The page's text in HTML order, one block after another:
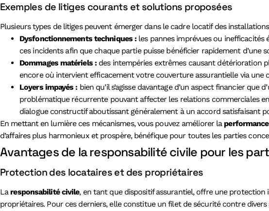
Exemples de litiges courants et solutions proposées
Plusieurs types de litiges peuvent émerger dans le cadre locatif des
Dysfonctionnements techniques : les pannes imprévues ou
ces incidents afin que chaque partie puisse bénéficier rapidement d’une
Dommages matériels : des intempéries extrêmes causant détérioration
encore où intervient efficacement votre couverture assurantielle via une
Loyers impayés : bien qu’il s’agisse davantage d’un aspect financier
problématique récurrente pouvant affecter les relations commerciales
dialogue constructif aboutissant généralement à un accord satisfaisant
En mettant en lumière ces mécanismes, vous pouvez améliorer la performance
d’affaires plus harmonieux et prospère, bénéfique pour toutes les parties
Avantages de la responsabilité civile pour les
Protection des locataires et des propriétaires
La responsabilité civile, en tant que dispositif assurantiel, offre une protection
propriétaires. Pour ces derniers, elle constitue un filet de sécurité contre